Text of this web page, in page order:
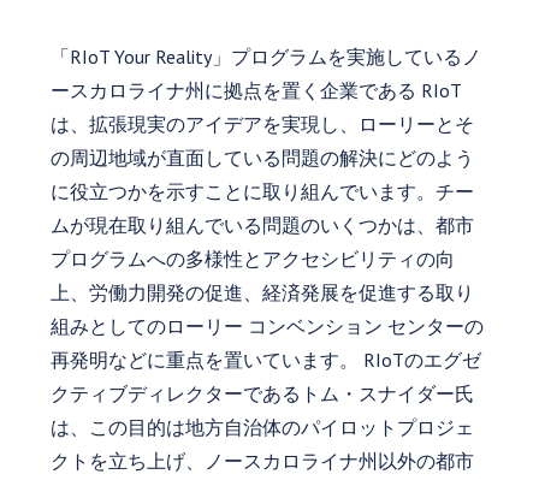
「RIoT Your Reality」プログラムを実施しているノ
ースカロライナ州に拠点を置く企業である RIoT
は、拡張現実のアイデアを実現し、ローリーとそ
の周辺地域が直面している問題の解決にどのよう
に役立つかを示すことに取り組んでいます。チー
ムが現在取り組んでいる問題のいくつかは、都市
プログラムへの多様性とアクセシビリティの向
上、労働力開発の促進、経済発展を促進する取り
組みとしてのローリー コンベンション センターの
再発明などに重点を置いています。 RIoTのエグゼ
クティブディレクターであるトム・スナイダー氏
は、この目的は地方自治体のパイロットプロジェ
クトを立ち上げ、ノースカロライナ州以外の都市